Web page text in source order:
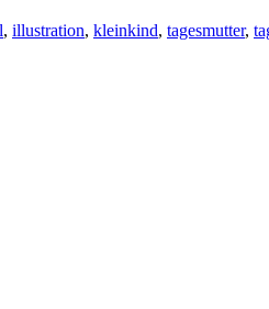
, illustration, kleinkind, tagesmutter,